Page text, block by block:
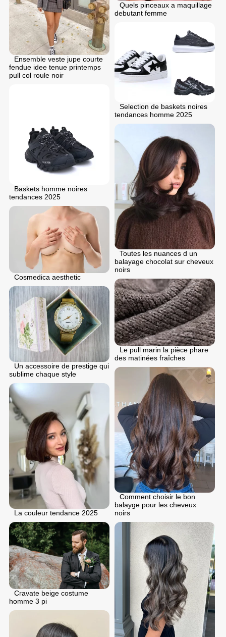
Quels pinceaux a maquillage
debutant femme
Ensemble veste jupe courte
fendue idee tenue printemps
pull col roule noir
Selection de baskets noires
tendances homme 2025
Baskets homme noires
tendances 2025
Toutes les nuances d un
balayage chocolat sur cheveux
noirs
Cosmedica aesthetic
Le pull marin la pièce phare
des matinées fraîches
Un accessoire de prestige qui
sublime chaque style
Comment choisir le bon
balayge pour les cheveux
noirs
La couleur tendance 2025
Cravate beige costume
homme 3 pi